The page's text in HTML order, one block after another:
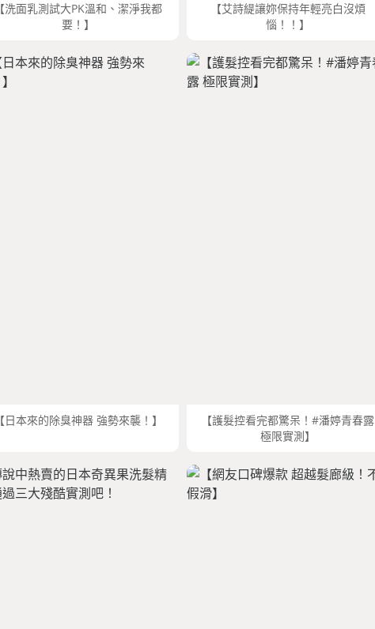
【洗面乳測試大PK溫和、潔淨我都
要！】
【艾詩緹讓妳保持年輕亮白沒煩
惱！！】
【日本來的除臭神器 強勢來襲！】
【護髮控看完都驚呆！#潘婷青春露
極限實測】